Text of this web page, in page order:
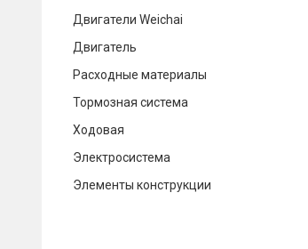
Двигатели Weichai
Двигатель
Расходные материалы
Тормозная система
Ходовая
Электросистема
Элементы конструкции